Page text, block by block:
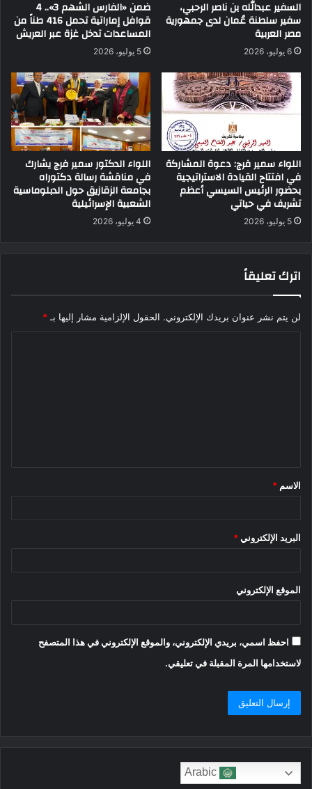
السفير عبدالله بن ناصر الرحبي،
سفير سلطنة عُمان لدى جمهورية
مصر العربية
6 يوليو، 2026
ضمن «الفارس الشهم 3».. 4
قوافل إماراتية تحمل 416 طناً من
المساعدات تدخل غزة عبر العريش
5 يوليو، 2026
اللواء سمير فرج: دعوة المشاركة
في افتتاح القيادة الاستراتيجية
بحضور الرئيس السيسي أعظم
تشريف في حياتي
5 يوليو، 2026
اللواء الدكتور سمير فرج يشارك
في مناقشة رسالة دكتوراه
بجامعة الزقازيق حول الدبلوماسية
الشعبية الإسرائيلية
4 يوليو، 2026
اترك تعليقاً
لن يتم نشر عنوان بريدك الإلكتروني. الحقول الإلزامية مشار إليها بـ *
*
الاسم *
البريد الإلكتروني *
الموقع الإلكتروني
احفظ اسمي، بريدي الإلكتروني، والموقع الإلكتروني في هذا المتصفح
لاستخدامها المرة المقبلة في تعليقي.